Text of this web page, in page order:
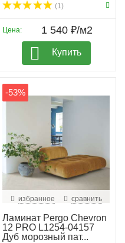
(1)
Цена: 1 540 ₽/м2
Купить
-53%
избранное сравнить
Ламинат Pergo Chevron
12 PRO L1254-04157
Дуб морозный пат...